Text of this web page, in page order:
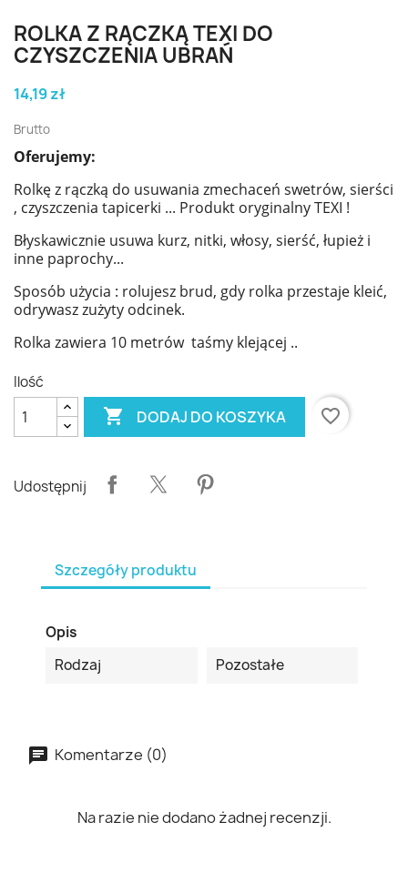
ROLKA Z RĄCZKĄ TEXI DO
CZYSZCZENIA UBRAŃ
14,19 zł
Brutto
Oferujemy:
Rolkę z rączką do usuwania zmechaceń swetrów, sierści
, czyszczenia tapicerki ... Produkt oryginalny TEXI !
Błyskawicznie usuwa kurz, nitki, włosy, sierść, łupież i
inne paprochy...
Sposób użycia : rolujesz brud, gdy rolka przestaje kleić,
odrywasz zużyty odcinek.
Rolka zawiera 10 metrów taśmy klejącej ..
Ilość
 DODAJ DO KOSZYKA favorite_border
Udostępnij
Szczegóły produktu
Opis
Rodzaj
Pozostałe
Komentarze (0)
Na razie nie dodano żadnej recenzji.